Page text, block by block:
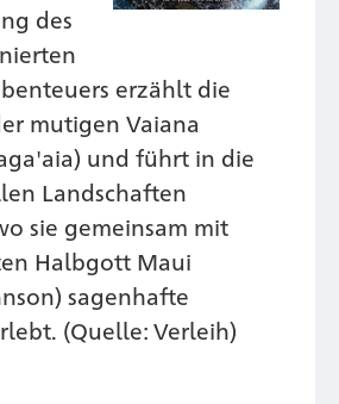
des
erzählt die
mutigen Vaiana
und führt in die
Landschaften
sie gemeinsam mit
Halbgott Maui
sagenhafte
(Quelle: Verleih)